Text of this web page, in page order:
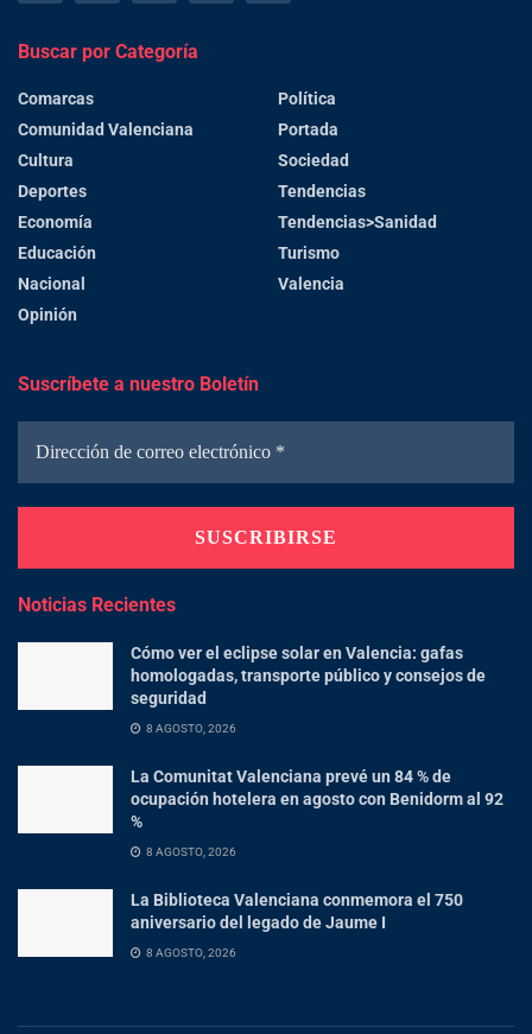
Buscar por Categoría
Comarcas
Comunidad Valenciana
Cultura
Deportes
Economía
Educación
Nacional
Opinión
Política
Portada
Sociedad
Tendencias
Tendencias>Sanidad
Turismo
Valencia
Suscríbete a nuestro Boletín
Noticias Recientes
Cómo ver el eclipse solar en Valencia: gafas
homologadas, transporte público y consejos de
seguridad
8 AGOSTO, 2026
La Comunitat Valenciana prevé un 84 % de
ocupación hotelera en agosto con Benidorm al 92
%
8 AGOSTO, 2026
La Biblioteca Valenciana conmemora el 750
aniversario del legado de Jaume I
8 AGOSTO, 2026